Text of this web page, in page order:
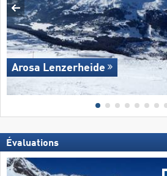
Arosa Lenzerheide
Évaluations